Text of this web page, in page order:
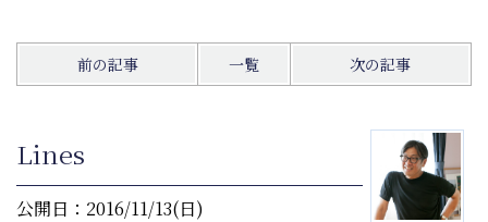
前の記事 一覧 次の記事
Lines
公開日：2016/11/13(日)